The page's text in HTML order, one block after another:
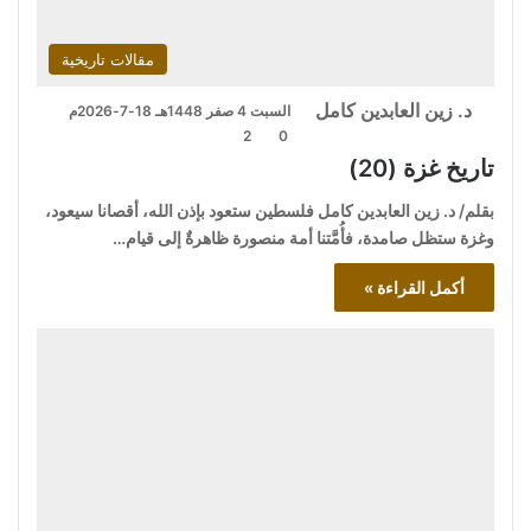
مقالات تاريخية
د. زين العابدين كامل
السبت 4 صفر 1448هـ 18-7-2026م
0
2
تاريخ غزة (20)
بقلم/ د. زين العابدين كامل فلسطين ستعود بإذن الله، أقصانا سيعود،
وغزة ستظل صامدة، فأُمَّتنا أمة منصورة ظاهرةٌ إلى قيام…
أكمل القراءة »